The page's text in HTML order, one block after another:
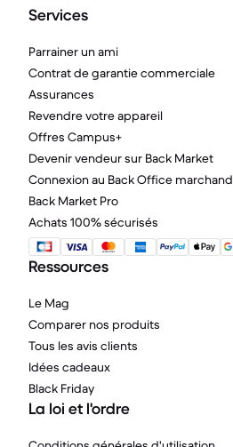
Services
Parrainer un ami
Contrat de garantie commerciale
Assurances
Revendre votre appareil
Offres Campus+
Devenir vendeur sur Back Market
Connexion au Back Office marchand
Back Market Pro
Achats 100% sécurisés
Ressources
Le Mag
Comparer nos produits
Tous les avis clients
Idées cadeaux
Black Friday
La loi et l'ordre